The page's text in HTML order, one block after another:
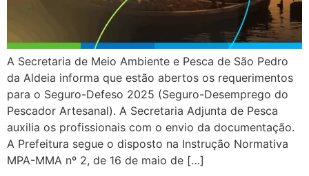
A Secretaria de Meio Ambiente e Pesca de São Pedro
da Aldeia informa que estão abertos os requerimentos
para o Seguro-Defeso 2025 (Seguro-Desemprego do
Pescador Artesanal). A Secretaria Adjunta de Pesca
auxilia os profissionais com o envio da documentação.
A Prefeitura segue o disposto na Instrução Normativa
MPA-MMA nº 2, de 16 de maio de […]